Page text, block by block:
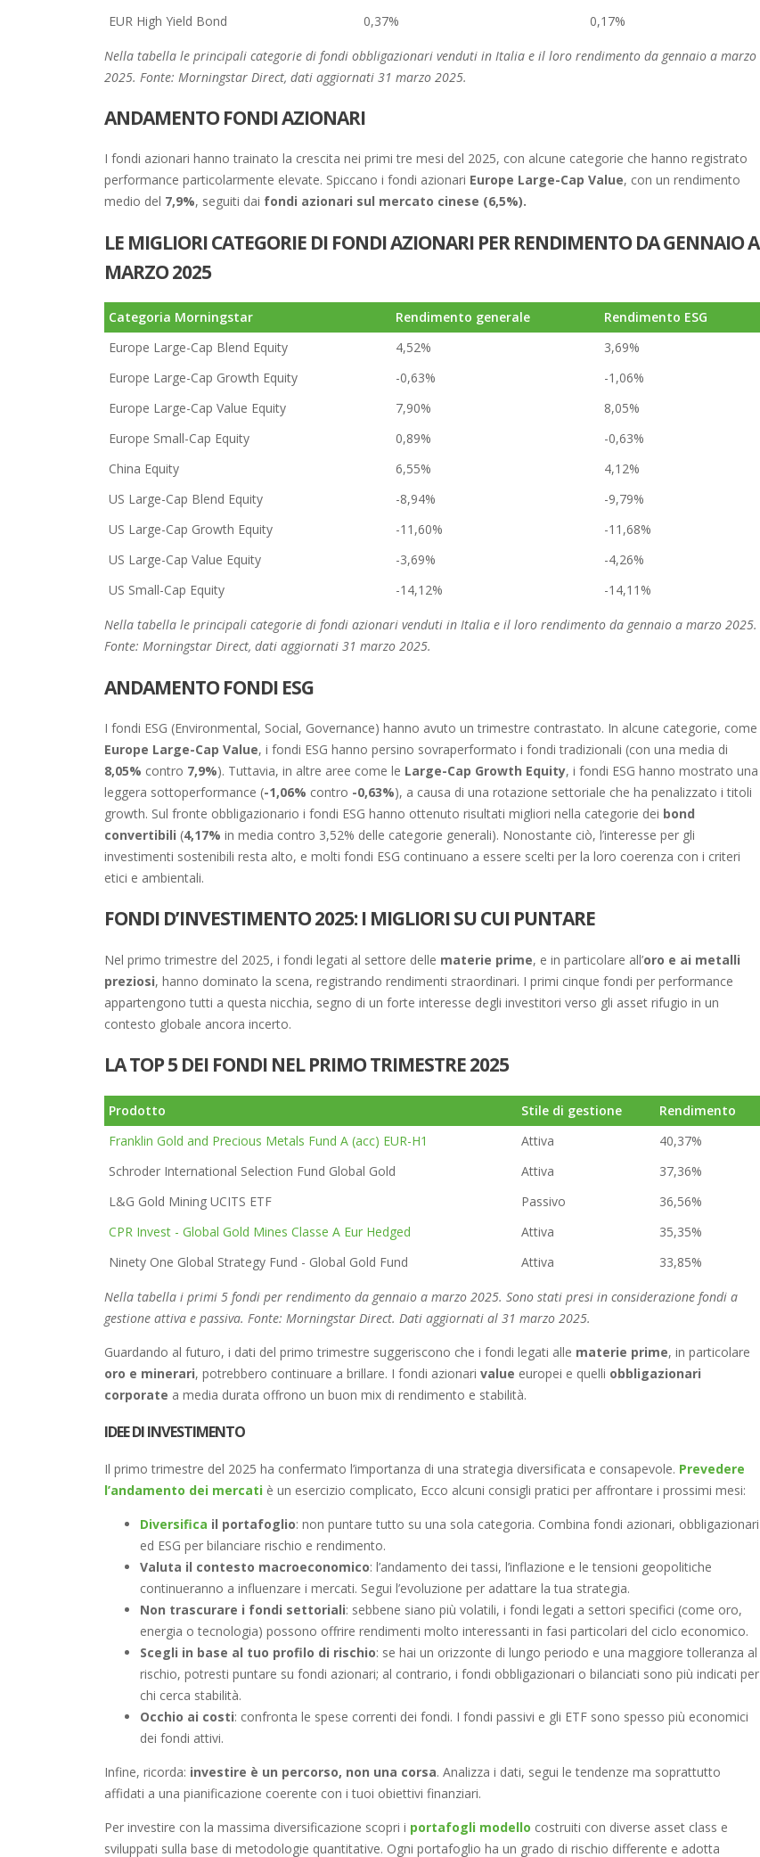
EUR High Yield Bond
0,37% 0,17%
Nella tabella le principali categorie di fondi obbligazionari venduti in Italia e il loro rendimento da gennaio a marzo
2025. Fonte: Morningstar Direct, dati aggiornati 31 marzo 2025.
ANDAMENTO FONDI AZIONARI
I fondi azionari hanno trainato la crescita nei primi tre mesi del 2025, con alcune categorie che hanno registrato
performance particolarmente elevate. Spiccano i fondi azionari Europe Large-Cap Value, con un rendimento
medio del 7,9%, seguiti dai fondi azionari sul mercato cinese (6,5%).
LE MIGLIORI CATEGORIE DI FONDI AZIONARI PER RENDIMENTO DA GENNAIO A
MARZO 2025
Categoria Morningstar Rendimento generale
Rendimento ESG
Europe Large-Cap Blend Equity
4,52%
3,69%
Europe Large-Cap Growth Equity
-0,63%
-1,06%
Europe Large-Cap Value Equity
7,90%
8,05%
Europe Small-Cap Equity
0,89%
-0,63%
China Equity
6,55%
4,12%
US Large-Cap Blend Equity
-8,94%
-9,79%
US Large-Cap Growth Equity
-11,60%
-11,68%
US Large-Cap Value Equity
-3,69%
-4,26%
US Small-Cap Equity
-14,12% -14,11%
Nella tabella le principali categorie di fondi azionari venduti in Italia e il loro rendimento da gennaio a marzo 2025.
Fonte: Morningstar Direct, dati aggiornati 31 marzo 2025.
ANDAMENTO FONDI ESG
I fondi ESG (Environmental, Social, Governance) hanno avuto un trimestre contrastato. In alcune categorie, come
Europe Large-Cap Value, i fondi ESG hanno persino sovraperformato i fondi tradizionali (con una media di
8,05% contro 7,9%). Tuttavia, in altre aree come le Large-Cap Growth Equity, i fondi ESG hanno mostrato una
leggera sottoperformance (-1,06% contro -0,63%), a causa di una rotazione settoriale che ha penalizzato i titoli
growth. Sul fronte obbligazionario i fondi ESG hanno ottenuto risultati migliori nella categorie dei bond
convertibili (4,17% in media contro 3,52% delle categorie generali). Nonostante ciò, l’interesse per gli
investimenti sostenibili resta alto, e molti fondi ESG continuano a essere scelti per la loro coerenza con i criteri
etici e ambientali.
FONDI D’INVESTIMENTO 2025: I MIGLIORI SU CUI PUNTARE
Nel primo trimestre del 2025, i fondi legati al settore delle materie prime, e in particolare all’oro e ai metalli
preziosi, hanno dominato la scena, registrando rendimenti straordinari. I primi cinque fondi per performance
appartengono tutti a questa nicchia, segno di un forte interesse degli investitori verso gli asset rifugio in un
contesto globale ancora incerto.
LA TOP 5 DEI FONDI NEL PRIMO TRIMESTRE 2025
Prodotto Stile di gestione
Rendimento
Franklin Gold and Precious Metals Fund A (acc) EUR-H1
Attiva
40,37%
Schroder International Selection Fund Global Gold
Attiva
37,36%
L&G Gold Mining UCITS ETF
Passivo
36,56%
CPR Invest - Global Gold Mines Classe A Eur Hedged
Attiva
35,35%
Ninety One Global Strategy Fund - Global Gold Fund
Attiva 33,85%
Nella tabella i primi 5 fondi per rendimento da gennaio a marzo 2025. Sono stati presi in considerazione fondi a
gestione attiva e passiva. Fonte: Morningstar Direct. Dati aggiornati al 31 marzo 2025.
Guardando al futuro, i dati del primo trimestre suggeriscono che i fondi legati alle materie prime, in particolare
oro e minerari, potrebbero continuare a brillare. I fondi azionari value europei e quelli obbligazionari
corporate a media durata offrono un buon mix di rendimento e stabilità.
IDEE DI INVESTIMENTO
Il primo trimestre del 2025 ha confermato l’importanza di una strategia diversificata e consapevole. Prevedere
l’andamento dei mercati è un esercizio complicato, Ecco alcuni consigli pratici per affrontare i prossimi mesi:
Diversifica il portafoglio: non puntare tutto su una sola categoria. Combina fondi azionari, obbligazionari
ed ESG per bilanciare rischio e rendimento.
Valuta il contesto macroeconomico: l’andamento dei tassi, l’inflazione e le tensioni geopolitiche
continueranno a influenzare i mercati. Segui l’evoluzione per adattare la tua strategia.
Non trascurare i fondi settoriali: sebbene siano più volatili, i fondi legati a settori specifici (come oro,
energia o tecnologia) possono offrire rendimenti molto interessanti in fasi particolari del ciclo economico.
Scegli in base al tuo profilo di rischio: se hai un orizzonte di lungo periodo e una maggiore tolleranza al
rischio, potresti puntare su fondi azionari; al contrario, i fondi obbligazionari o bilanciati sono più indicati per
chi cerca stabilità.
Occhio ai costi: confronta le spese correnti dei fondi. I fondi passivi e gli ETF sono spesso più economici
dei fondi attivi.
Infine, ricorda: investire è un percorso, non una corsa. Analizza i dati, segui le tendenze ma soprattutto
affidati a una pianificazione coerente con i tuoi obiettivi finanziari.
Per investire con la massima diversificazione scopri i portafogli modello costruiti con diverse asset class e
sviluppati sulla base di metodologie quantitative. Ogni portafoglio ha un grado di rischio differente e adotta